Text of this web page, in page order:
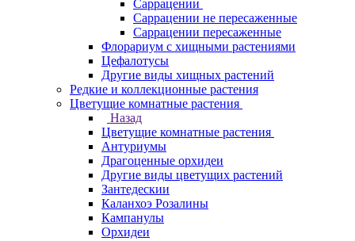
Саррацении
Саррацении не пересаженные
Саррацении пересаженные
Флорариум с хищными растениями
Цефалотусы
Другие виды хищных растений
Редкие и коллекционные растения
Цветущие комнатные растения
Назад
Цветущие комнатные растения
Антуриумы
Драгоценные орхидеи
Другие виды цветущих растений
Зантедескии
Каланхоэ Розалины
Кампанулы
Орхидеи